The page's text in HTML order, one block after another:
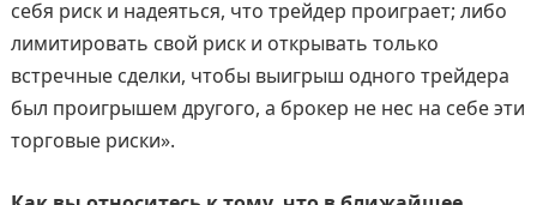
себя риск и надеяться, что трейдер проиграет; либо
лимитировать свой риск и открывать только
встречные сделки, чтобы выигрыш одного трейдера
был проигрышем другого, а брокер не нес на себе эти
торговые риски».